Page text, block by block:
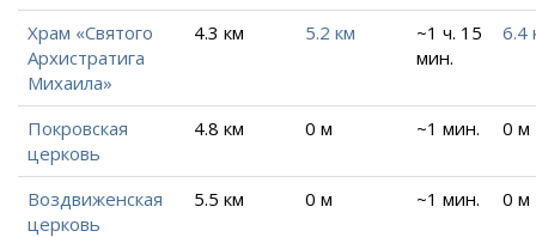
Храм «Святого
Архистратига
Михаила»
4.3 км 5.2 км
~1 ч. 15
мин.
6.4
Покровская
церковь
4.8 км 0 м ~1 мин. 0 м
Воздвиженская
церковь
5.5 км 0 м ~1 мин. 0 м